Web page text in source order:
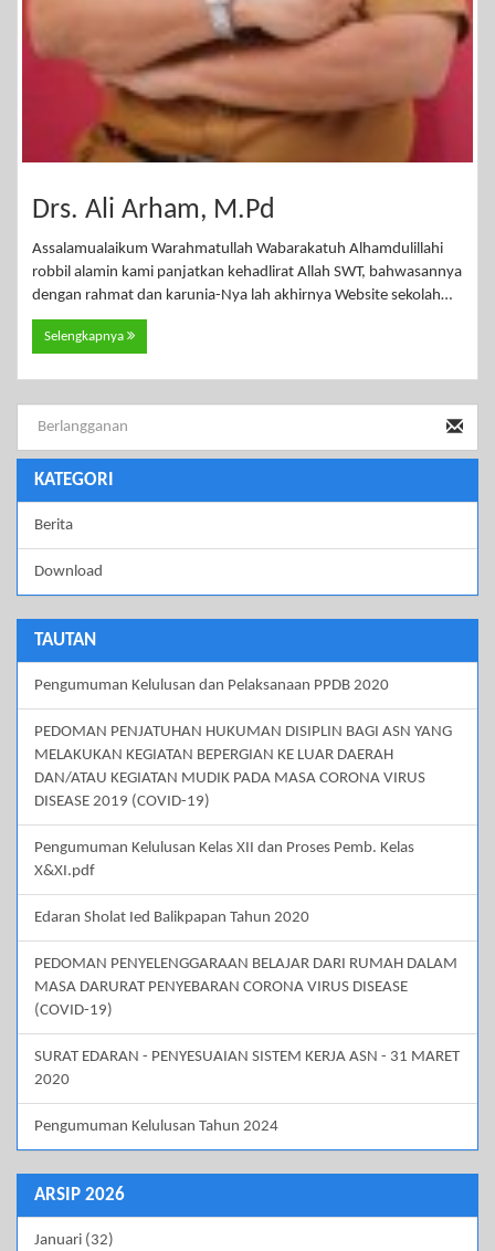
Drs. Ali Arham, M.Pd
Assalamualaikum Warahmatullah Wabarakatuh Alhamdulillahi
robbil alamin kami panjatkan kehadlirat Allah SWT, bahwasannya
dengan rahmat dan karunia-Nya lah akhirnya Website sekolah…
Selengkapnya
KATEGORI
Berita
Download
TAUTAN
Pengumuman Kelulusan dan Pelaksanaan PPDB 2020
PEDOMAN PENJATUHAN HUKUMAN DISIPLIN BAGI ASN YANG
MELAKUKAN KEGIATAN BEPERGIAN KE LUAR DAERAH
DAN/ATAU KEGIATAN MUDIK PADA MASA CORONA VIRUS
DISEASE 2019 (COVID-19)
Pengumuman Kelulusan Kelas XII dan Proses Pemb. Kelas
X&XI.pdf
Edaran Sholat Ied Balikpapan Tahun 2020
PEDOMAN PENYELENGGARAAN BELAJAR DARI RUMAH DALAM
MASA DARURAT PENYEBARAN CORONA VIRUS DISEASE
(COVID-19)
SURAT EDARAN - PENYESUAIAN SISTEM KERJA ASN - 31 MARET
2020
Pengumuman Kelulusan Tahun 2024
ARSIP 2026
Januari (32)